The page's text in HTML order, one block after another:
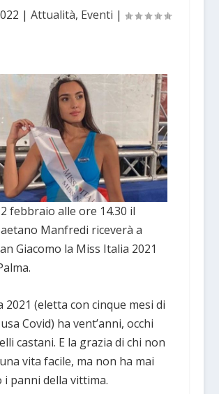
|Attualità, Eventi |
febbraio alle ore 14.30 il
Manfredi riceverà a
Giacomo la Miss Italia 2021
2021 (eletta con cinque mesi di
Covid) ha vent’anni, occhi
castani. E la grazia di chi non
vita facile, ma non ha mai
i panni della vittima.